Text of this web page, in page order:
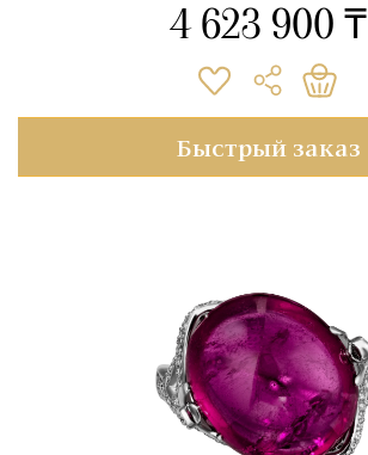
4 623 900 ₸
Быстрый заказ